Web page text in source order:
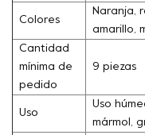
Colores
Naranja,
amarillo,
Cantidad
mínima de
pedido
9 piezas
Uso
Uso
mármol,